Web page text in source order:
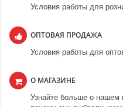
Условия работы для
ОПТОВАЯ ПРОДАЖА
Условия работы для
О МАГАЗИНЕ
Узнайте больше о нашем